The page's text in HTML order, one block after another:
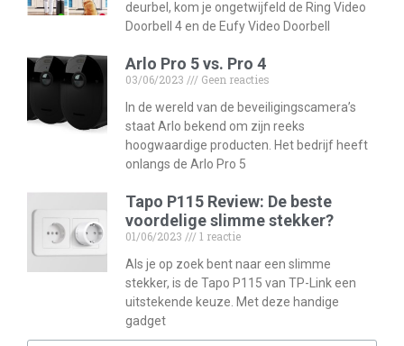
deurbel, kom je ongetwijfeld de Ring Video
Doorbell 4 en de Eufy Video Doorbell
Arlo Pro 5 vs. Pro 4
03/06/2023
Geen reacties
In de wereld van de beveiligingscamera’s
staat Arlo bekend om zijn reeks
hoogwaardige producten. Het bedrijf heeft
onlangs de Arlo Pro 5
Tapo P115 Review: De beste
voordelige slimme stekker?
01/06/2023
1 reactie
Als je op zoek bent naar een slimme
stekker, is de Tapo P115 van TP-Link een
uitstekende keuze. Met deze handige
gadget